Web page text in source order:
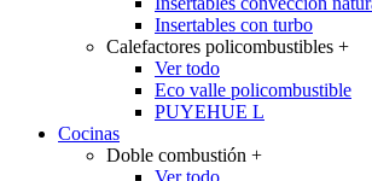
Insertables con turbo
Calefactores policombustibles +
Ver todo
Eco valle policombustible
PUYEHUE L
Cocinas
Doble combustión +
Ver todo